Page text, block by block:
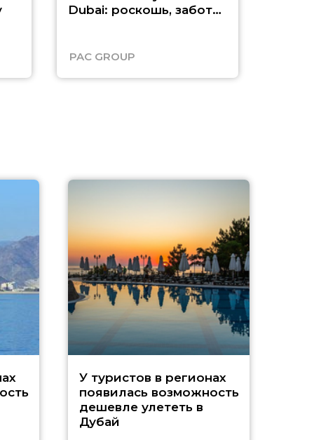
Dubai: роскошь, забота
PAC GROUP
У туристов в регионах
появилась возможность
дешевле улететь в
Дубай